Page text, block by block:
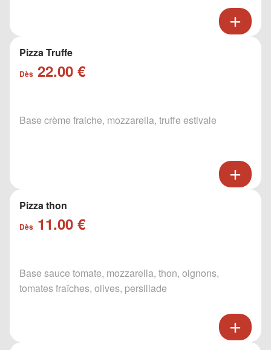
Pizza Truffe
Dès 22.00 €
Base crème fraiche, mozzarella, truffe estivale
Pizza thon
Dès 11.00 €
Base sauce tomate, mozzarella, thon, oignons,
tomates fraîches, olives, persillade